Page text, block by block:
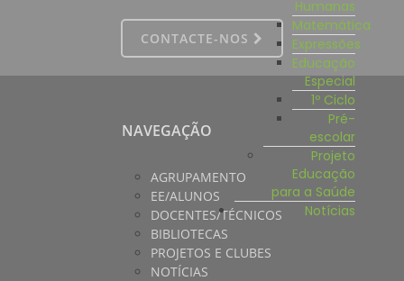
Humanas
Matemática
Expressões
Educação
Especial
1º Ciclo
Pré-
escolar
Projeto
Educação
para a Saúde
Notícias
CONTACTE-NOS
NAVEGAÇÃO
AGRUPAMENTO
EE/ALUNOS
DOCENTES/TÉCNICOS
BIBLIOTECAS
PROJETOS E CLUBES
NOTÍCIAS